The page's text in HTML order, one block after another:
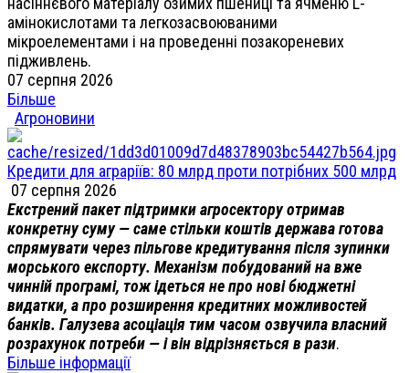
амінокислотами та легкозасвоюваними
мікроелементами і на проведенні позакореневих
підживлень.
07 серпня 2026
Більше
Агроновини
Кредити для аграріїв: 80 млрд проти потрібних 500 млрд
07 серпня 2026
Екстрений пакет підтримки агросектору отримав
конкретну суму — саме стільки коштів держава готова
спрямувати через пільгове кредитування після зупинки
морського експорту. Механізм побудований на вже
чинній програмі, тож ідеться не про нові бюджетні
видатки, а про розширення кредитних можливостей
банків. Галузева асоціація тим часом озвучила власний
розрахунок потреби — і він відрізняється в рази.
Більше інформації